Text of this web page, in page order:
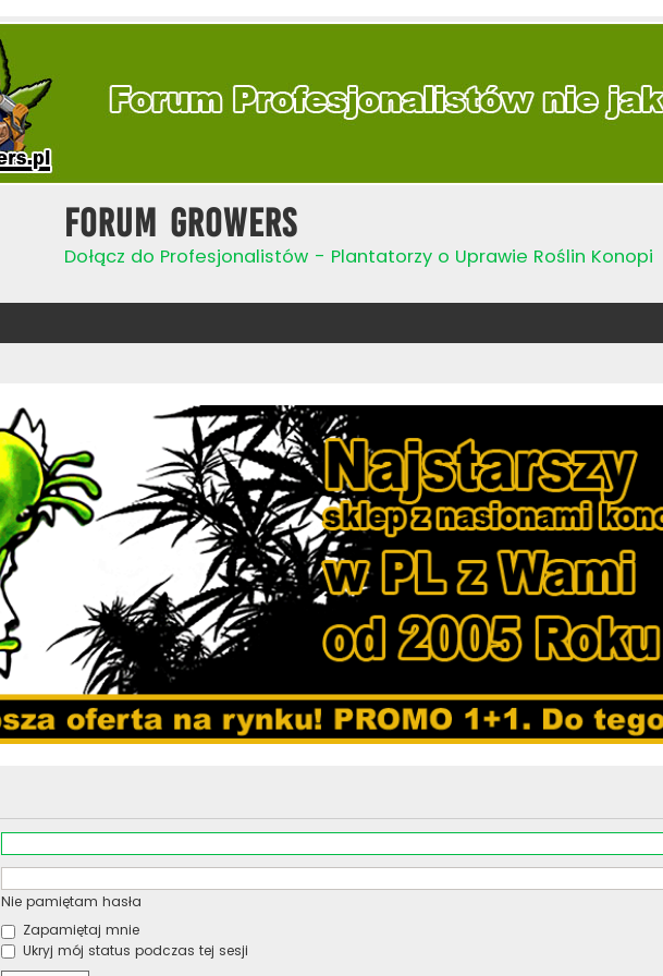
Forum Growers
Dołącz do Profesjonalistów - Plantatorzy o Uprawie Roślin Konopi
Nie pamiętam hasła
Zapamiętaj mnie
Ukryj mój status podczas tej sesji